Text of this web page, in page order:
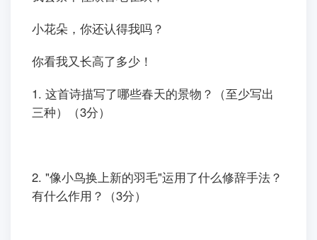
小花朵，你还认得我吗？
你看我又长高了多少！
1. 这首诗描写了哪些春天的景物？（至少写出
三种）（3分）
2. "像小鸟换上新的羽毛"运用了什么修辞手法？
有什么作用？（3分）